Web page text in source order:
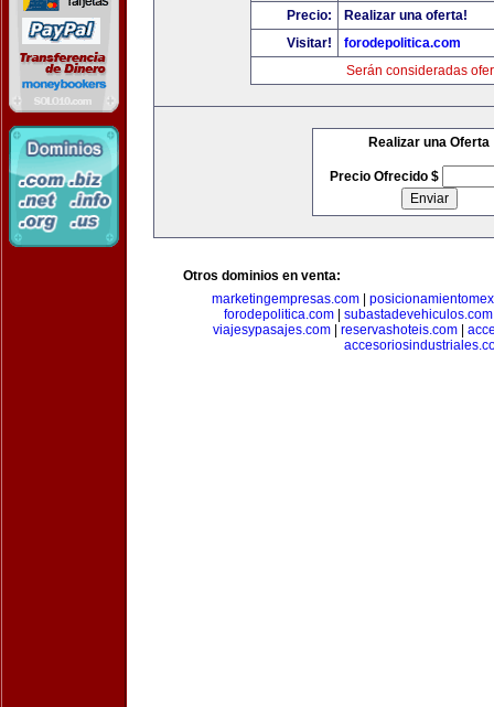
Precio:
Realizar una oferta!
Visitar!
forodepolitica.com
Serán consideradas
Realizar una Oferta
Precio Ofrecido $
Otros dominios en venta:
marketingempresas.com
forodepolitica.com| subastadevehiculos.com
viajesypasajes.com
reservashoteis.com